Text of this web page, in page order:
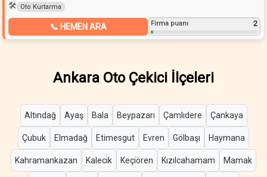
🛠️ Oto Kurtarma
📞 HEMEN ARA Firma puanı 2
Ankara Oto Çekici İlçeleri
Altındağ Ayaş Bala Beypazarı Çamlıdere Çankaya
Çubuk Elmadağ Etimesgut Evren Gölbaşı Haymana
Kahramankazan Kalecik Keçiören Kızılcahamam Mamak